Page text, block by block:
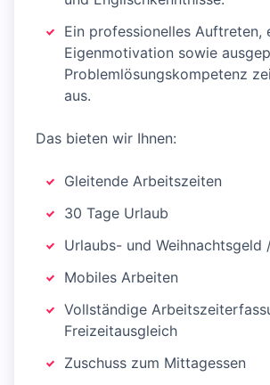
Ein professionelles Auftreten,
Eigenmotivation sowie
Problemlösungskompetenz
aus.
Das bieten wir Ihnen:
Gleitende Arbeitszeiten
30 Tage Urlaub
Urlaubs- und Weihnachtsgeld
Mobiles Arbeiten
Vollständige
Freizeitausgleich
Zuschuss zum Mittagessen